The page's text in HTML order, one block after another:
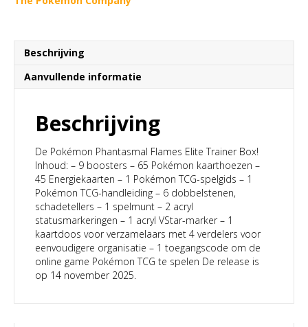
Beschrijving
Aanvullende informatie
Beschrijving
De Pokémon Phantasmal Flames Elite Trainer Box!
Inhoud: – 9 boosters – 65 Pokémon kaarthoezen –
45 Energiekaarten – 1 Pokémon TCG-spelgids – 1
Pokémon TCG-handleiding – 6 dobbelstenen,
schadetellers – 1 spelmunt – 2 acryl
statusmarkeringen – 1 acryl VStar-marker – 1
kaartdoos voor verzamelaars met 4 verdelers voor
eenvoudigere organisatie – 1 toegangscode om de
online game Pokémon TCG te spelen De release is
op 14 november 2025.